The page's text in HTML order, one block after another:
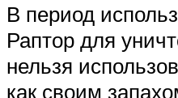
В период
Раптор для
нельзя
как своим